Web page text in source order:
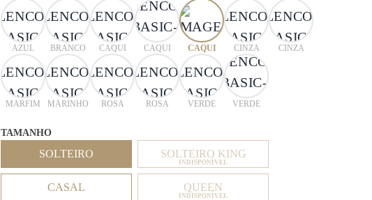
AZUL BRANCO CAQUI CAQUI CAQUI CINZA CINZA
MARFIM MARINHO ROSA ROSA VERDE VERDE
TAMANHO
SOLTEIRO SOLTEIRO KING
INDISPONÍVEL
CASAL QUEEN
INDISPONÍVEL